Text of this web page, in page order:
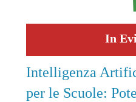
In
Intelligenza
per le Scuole: